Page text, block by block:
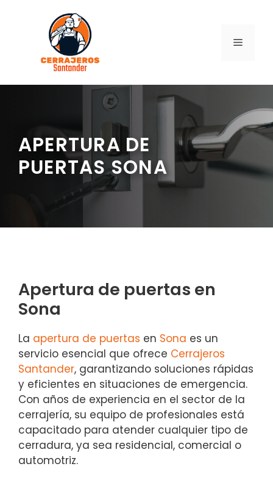
contenido
MENÚ
APERTURA DE
PUERTAS SONA
Apertura de puertas en
Sona
La apertura de puertas en Sona es un
servicio esencial que ofrece Cerrajeros
Santander, garantizando soluciones rápidas
y eficientes en situaciones de emergencia.
Con años de experiencia en el sector de la
cerrajería, su equipo de profesionales está
capacitado para atender cualquier tipo de
cerradura, ya sea residencial, comercial o
automotriz.